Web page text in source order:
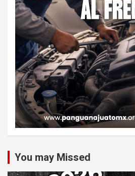
You may Missed